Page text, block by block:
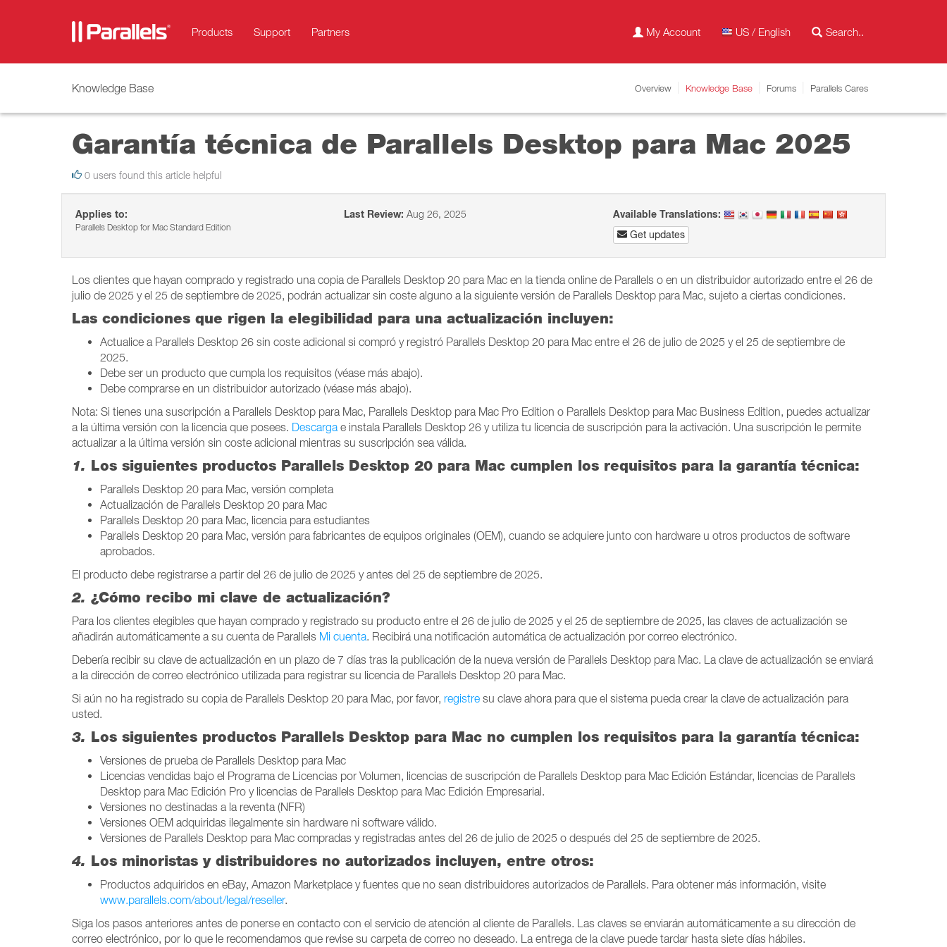
Products Support Partners My Account US / English
Knowledge Base Overview Knowledge Base Forums Parallels Cares
Garantía técnica de Parallels Desktop para Mac 2025
0 users found this article helpful
Applies to:
Parallels Desktop for Mac Standard Edition
Last Review: Aug 26, 2025
Available Translations:
Get updates
Los clientes que hayan comprado y registrado una copia de Parallels Desktop 20 para Mac en la tienda online de Parallels o en un distribuidor autorizado entre el 26 de
julio de 2025 y el 25 de septiembre de 2025, podrán actualizar sin coste alguno a la siguiente versión de Parallels Desktop para Mac, sujeto a ciertas condiciones.
Las condiciones que rigen la elegibilidad para una actualización incluyen:
Actualice a Parallels Desktop 26 sin coste adicional si compró y registró Parallels Desktop 20 para Mac entre el 26 de julio de 2025 y el 25 de septiembre de
2025.
Debe ser un producto que cumpla los requisitos (véase más abajo).
Debe comprarse en un distribuidor autorizado (véase más abajo).
Nota: Si tienes una suscripción a Parallels Desktop para Mac, Parallels Desktop para Mac Pro Edition o Parallels Desktop para Mac Business Edition, puedes actualizar
a la última versión con la licencia que posees. Descarga e instala Parallels Desktop 26 y utiliza tu licencia de suscripción para la activación. Una suscripción le permite
actualizar a la última versión sin coste adicional mientras su suscripción sea válida.
1. Los siguientes productos Parallels Desktop 20 para Mac cumplen los requisitos para la garantía técnica:
Parallels Desktop 20 para Mac, versión completa
Actualización de Parallels Desktop 20 para Mac
Parallels Desktop 20 para Mac, licencia para estudiantes
Parallels Desktop 20 para Mac, versión para fabricantes de equipos originales (OEM), cuando se adquiere junto con hardware u otros productos de software
aprobados.
El producto debe registrarse a partir del 26 de julio de 2025 y antes del 25 de septiembre de 2025.
2. ¿Cómo recibo mi clave de actualización?
Para los clientes elegibles que hayan comprado y registrado su producto entre el 26 de julio de 2025 y el 25 de septiembre de 2025, las claves de actualización se
añadirán automáticamente a su cuenta de Parallels Mi cuenta. Recibirá una notificación automática de actualización por correo electrónico.
Debería recibir su clave de actualización en un plazo de 7 días tras la publicación de la nueva versión de Parallels Desktop para Mac. La clave de actualización se enviará
a la dirección de correo electrónico utilizada para registrar su licencia de Parallels Desktop 20 para Mac.
Si aún no ha registrado su copia de Parallels Desktop 20 para Mac, por favor, registre su clave ahora para que el sistema pueda crear la clave de actualización para
usted.
3. Los siguientes productos Parallels Desktop para Mac no cumplen los requisitos para la garantía técnica:
Versiones de prueba de Parallels Desktop para Mac
Licencias vendidas bajo el Programa de Licencias por Volumen, licencias de suscripción de Parallels Desktop para Mac Edición Estándar, licencias de Parallels
Desktop para Mac Edición Pro y licencias de Parallels Desktop para Mac Edición Empresarial.
Versiones no destinadas a la reventa (NFR)
Versiones OEM adquiridas ilegalmente sin hardware ni software válido.
Versiones de Parallels Desktop para Mac compradas y registradas antes del 26 de julio de 2025 o después del 25 de septiembre de 2025.
4. Los minoristas y distribuidores no autorizados incluyen, entre otros:
Productos adquiridos en eBay, Amazon Marketplace y fuentes que no sean distribuidores autorizados de Parallels. Para obtener más información, visite
www.parallels.com/about/legal/reseller.
Siga los pasos anteriores antes de ponerse en contacto con el servicio de atención al cliente de Parallels. Las claves se enviarán automáticamente a su dirección de
correo electrónico, por lo que le recomendamos que revise su carpeta de correo no deseado. La entrega de la clave puede tardar hasta siete días hábiles.